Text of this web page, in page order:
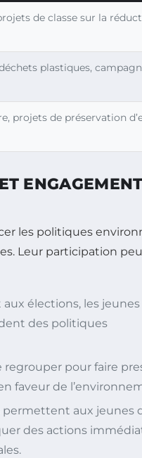
de classe sur la
plastiques,
projets de préservation
les politiques
Leur participation
aux élections, les
des politiques
regrouper pour faire
faveur de
permettent aux jeunes
des actions